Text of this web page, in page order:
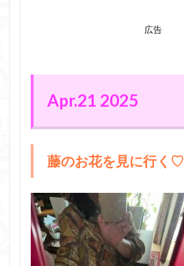
広告
Apr.21 2025
藤のお花を見に行く♡